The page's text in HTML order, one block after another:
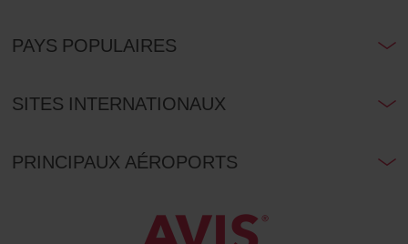
PAYS POPULAIRES
SITES INTERNATIONAUX
PRINCIPAUX AÉROPORTS